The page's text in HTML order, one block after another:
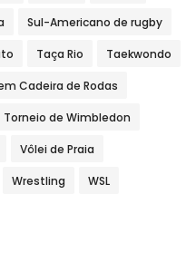
Sul-Americano de rugby
Taça Rio Taekwondo
Cadeira de Rodas
Torneio de Wimbledon
Vôlei de Praia
Wrestling WSL